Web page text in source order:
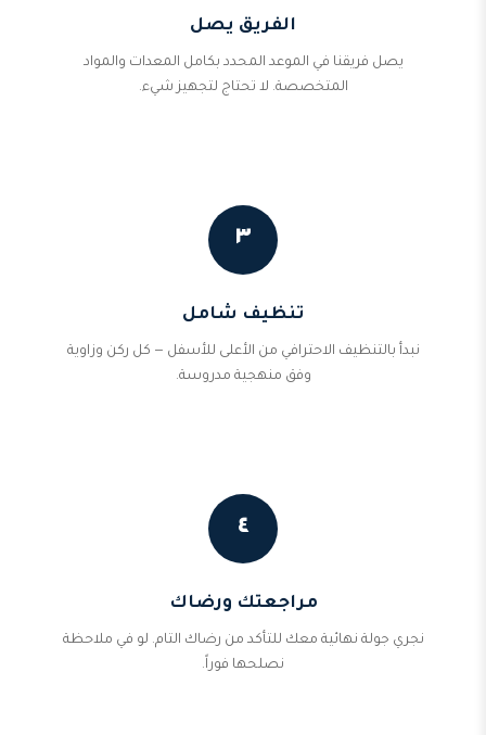
الفريق يصل
يصل فريقنا في الموعد المحدد بكامل المعدات والمواد
المتخصصة. لا تحتاج لتجهيز شيء.
٣
تنظيف شامل
نبدأ بالتنظيف الاحترافي من الأعلى للأسفل — كل ركن وزاوية
وفق منهجية مدروسة.
٤
مراجعتك ورضاك
نجري جولة نهائية معك للتأكد من رضاك التام. لو في ملاحظة
نصلحها فوراً.